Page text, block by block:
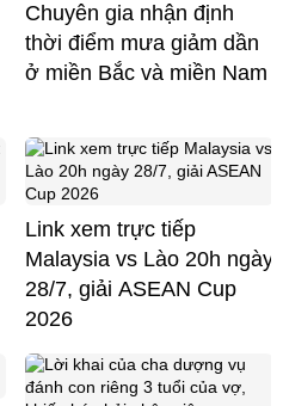
Chuyên gia nhận định
thời điểm mưa giảm dần
ở miền Bắc và miền Nam
Link xem trực tiếp
Malaysia vs Lào 20h ngày
28/7, giải ASEAN Cup
2026